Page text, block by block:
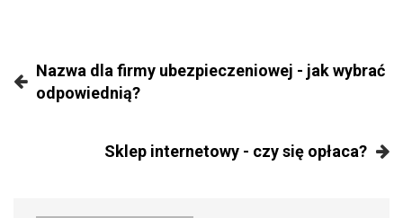
Nazwa dla firmy ubezpieczeniowej - jak wybrać
odpowiednią?
Sklep internetowy - czy się opłaca?